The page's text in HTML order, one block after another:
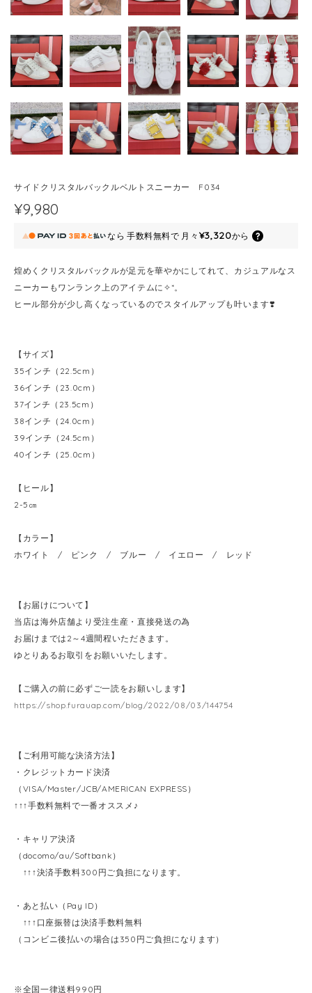
サイドクリスタルバックルベルトスニーカー F034
¥9,980
なら 手数料無料で 月々 ¥3,320から
煌めくクリスタルバックルが足元を華やかにしてれて、カジュアルなス
ニーカーもワンランク上のアイテムに✧︎*。
ヒール部分が少し高くなっているのでスタイルアップも叶います❣️
【サイズ】
35インチ（22.5cm）
36インチ（23.0cm）
37インチ（23.5cm）
38インチ（24.0cm）
39インチ（24.5cm）
40インチ（25.0cm）
【ヒール】
2-5㎝
【カラー】
ホワイト / ピンク / ブルー / イエロー / レッド
【お届けについて】
当店は海外店舗より受注生産・直接発送の為
お届けまでは2～4週間程いただきます。
ゆとりあるお取引をお願いいたします。
【ご購入の前に必ずご一読をお願いします】
https://shop.furauap.com/blog/2022/08/03/144754
【ご利用可能な決済方法】
・クレジットカード決済
（VISA/Master/JCB/AMERICAN EXPRESS）
↑↑↑手数料無料で一番オススメ♪
・キャリア決済
（docomo/au/Softbank）
↑↑↑決済手数料300円ご負担になります。
・あと払い（Pay ID）
↑↑↑口座振替は決済手数料無料
（コンビニ後払いの場合は350円ご負担になります）
※全国一律送料990円